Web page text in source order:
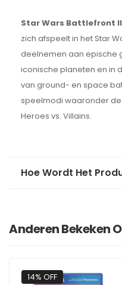
Star Wars Battlefront II
zich afspeelt in het Star
deelnemen aan epische
iconische planeten en in
van ground- en space
speelmodi waaronder
Heroes vs. Villains.
Hoe Wordt Het
Anderen Bekeken
14% OFF